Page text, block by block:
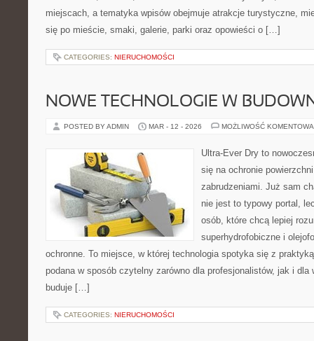
miejscach, a tematyka wpisów obejmuje atrakcje turystyczne,
się po mieście, smaki, galerie, parki oraz opowieści o […]
CATEGORIES: NIERUCHOMOŚCI
NOWE TECHNOLOGIE W
POSTED BY ADMIN MAR - 12 - 2026 MOŻLIWOŚĆ
Ultra-Ever Dry to
się na ochronie
zabrudzeniami. Już sam
nie jest to typowy portal,
osób, które chcą lepiej
superhydrofobiczne i
ochronne. To miejsce, w której technologia spotyka się z
podana w sposób czytelny zarówno dla profesjonalistów, jak i dla
buduje […]
CATEGORIES: NIERUCHOMOŚCI